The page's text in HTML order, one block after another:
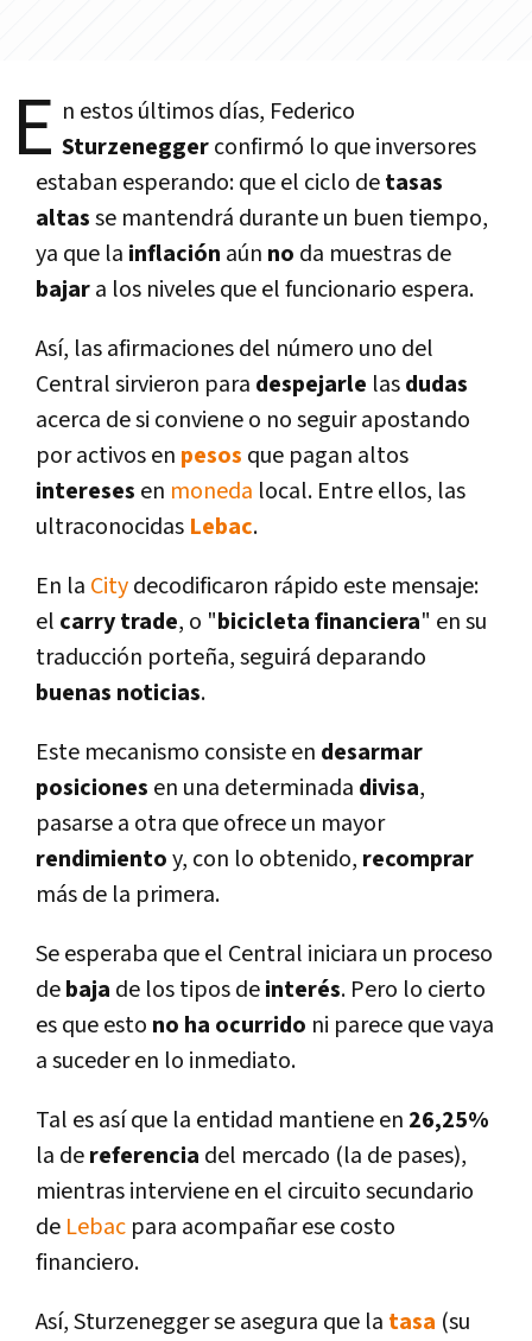
E n estos últimos dí­as, Federico
Sturzeneggerconfirmó lo que inversores
estaban esperando: que el ciclo detasas
altasse mantendrá durante un buen tiempo,
ya que la inflación aún no da muestras de
bajara los niveles que el funcionario espera.
Así­, las afirmaciones del número uno del
Central sirvieron para despejarle lasdudas
acerca de si conviene o no seguir apostando
por activos en pesos que pagan altos
intereses en moneda local. Entre ellos, las
ultraconocidas Lebac.
En la Citydecodificaron rápido este mensaje:
el carry trade, o "bicicleta financiera" en su
traducción porteña, seguirá deparando
buenas noticias.
Este mecanismo consiste en desarmar
posiciones en una determinada divisa,
pasarse a otra que ofrece un mayor
rendimientoy, con lo obtenido, recomprar
más de la primera.
Se esperaba que el Central iniciara un proceso
debaja de los tipos deinterés. Pero lo cierto
es que esto no ha ocurrido ni parece que vaya
a suceder en lo inmediato.
Tal es así­ que la entidad mantiene en 26,25%
la dereferencia del mercado (la de pases),
mientras interviene en el circuito secundario
de Lebac para acompañar ese costo
financiero.
Así­, Sturzenegger se asegura que la tasa (su